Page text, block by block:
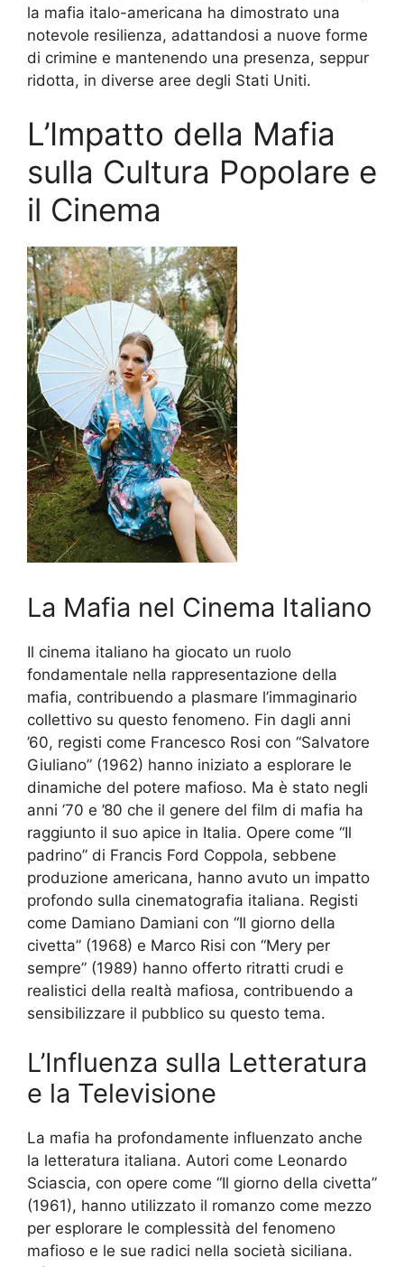
la mafia italo-americana ha dimostrato una
notevole resilienza, adattandosi a nuove forme
di crimine e mantenendo una presenza, seppur
ridotta, in diverse aree degli Stati Uniti.
L’Impatto della Mafia
sulla Cultura Popolare e
il Cinema
La Mafia nel Cinema Italiano
Il cinema italiano ha giocato un ruolo
fondamentale nella rappresentazione della
mafia, contribuendo a plasmare l’immaginario
collettivo su questo fenomeno. Fin dagli anni
’60, registi come Francesco Rosi con “Salvatore
Giuliano” (1962) hanno iniziato a esplorare le
dinamiche del potere mafioso. Ma è stato negli
anni ’70 e ’80 che il genere del film di mafia ha
raggiunto il suo apice in Italia. Opere come “Il
padrino” di Francis Ford Coppola, sebbene
produzione americana, hanno avuto un impatto
profondo sulla cinematografia italiana. Registi
come Damiano Damiani con “Il giorno della
civetta” (1968) e Marco Risi con “Mery per
sempre” (1989) hanno offerto ritratti crudi e
realistici della realtà mafiosa, contribuendo a
sensibilizzare il pubblico su questo tema.
L’Influenza sulla Letteratura
e la Televisione
La mafia ha profondamente influenzato anche
la letteratura italiana. Autori come Leonardo
Sciascia, con opere come “Il giorno della civetta”
(1961), hanno utilizzato il romanzo come mezzo
per esplorare le complessità del fenomeno
mafioso e le sue radici nella società siciliana.